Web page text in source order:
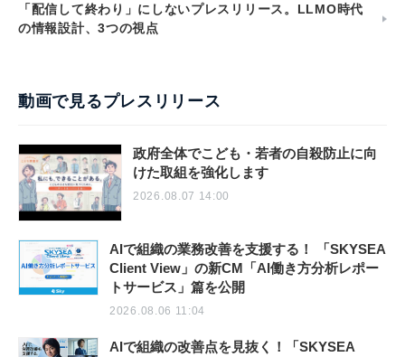
「配信して終わり」にしないプレスリリース。LLMO時代
の情報設計、3つの視点
動画で見るプレスリリース
政府全体でこども・若者の自殺防止に向
けた取組を強化します
2026.08.07 14:00
AIで組織の業務改善を支援する！ 「SKYSEA
Client View」の新CM「AI働き方分析レポー
トサービス」篇を公開
2026.08.06 11:04
AIで組織の改善点を見抜く！「SKYSEA